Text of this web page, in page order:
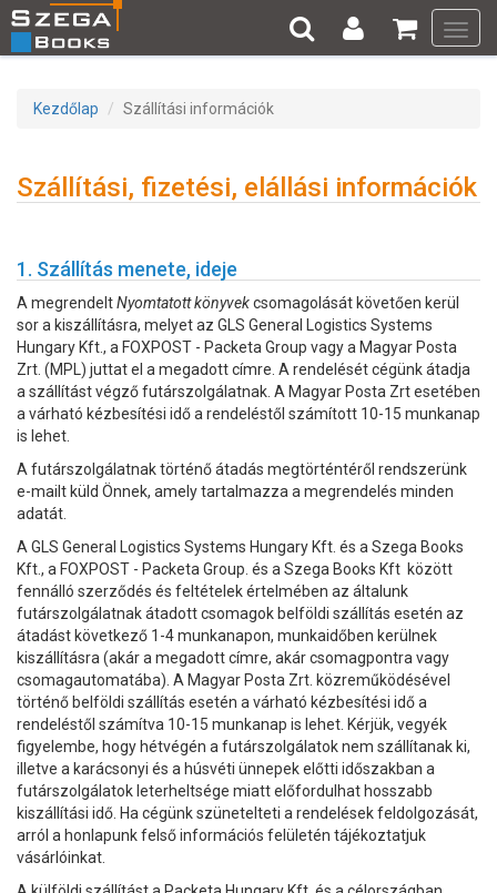
Kezdőlap Szállítási információk
Szállítási, fizetési, elállási információk
1. Szállítás menete, ideje
A megrendeltNyomtatott könyvekcsomagolását követően kerül
sor a kiszállításra, melyet az GLS General Logistics Systems
Hungary Kft., a FOXPOST - Packeta Group vagy a Magyar Posta
Zrt. (MPL) juttat el a megadott címre. A rendelését cégünk átadja
a szállítást végző futárszolgálatnak. A Magyar Posta Zrt esetében
a várható kézbesítési idő a rendeléstől számított 10-15 munkanap
is lehet.
A futárszolgálatnak történő átadás megtörténtéről rendszerünk
e-mailt küld Önnek, amely tartalmazza a megrendelés minden
adatát.
A GLS General Logistics Systems Hungary Kft. és a Szega Books
Kft., a FOXPOST - Packeta Group. és a Szega Books Kft között
fennálló szerződés és feltételek értelmében az általunk
futárszolgálatnak átadott csomagok belföldi szállítás esetén az
átadást következő 1-4 munkanapon, munkaidőben kerülnek
kiszállításra (akár a megadott címre, akár csomagpontra vagy
csomagautomatába). A Magyar Posta Zrt. közreműködésével
történő belföldi szállítás esetén a várható kézbesítési idő a
rendeléstől számítva 10-15 munkanap is lehet. Kérjük, vegyék
figyelembe, hogy hétvégén a futárszolgálatok nem szállítanak ki,
illetve a karácsonyi és a húsvéti ünnepek előtti időszakban a
futárszolgálatok leterheltsége miatt előfordulhat hosszabb
kiszállítási idő. Ha cégünk szünetelteti a rendelések feldolgozását,
arról a honlapunk felső információs felületén tájékoztatjuk
vásárlóinkat.